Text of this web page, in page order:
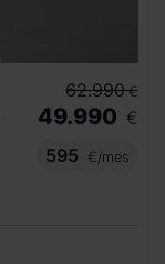
62.990 €
49.990 €
595
€/mes